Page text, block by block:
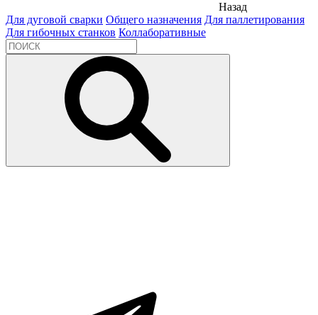
Назад
Для дуговой сварки Общего назначения Для паллетирования
Для гибочных станков Коллаборативные